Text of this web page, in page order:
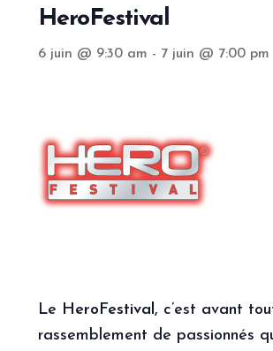
Événements
Partenaires
HeroFestival
6 juin @ 9:30 am - 7 juin @ 7:00 pm
Le HeroFestival , c’est avant
rassemblement de passionnés